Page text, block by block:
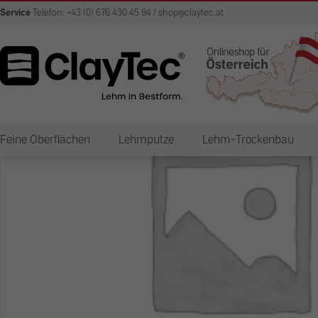
Service Telefon: +43 (0) 676 430 45 94 / shop@claytec.at
Feine Oberflächen Lehmputze Lehm-Trockenbau